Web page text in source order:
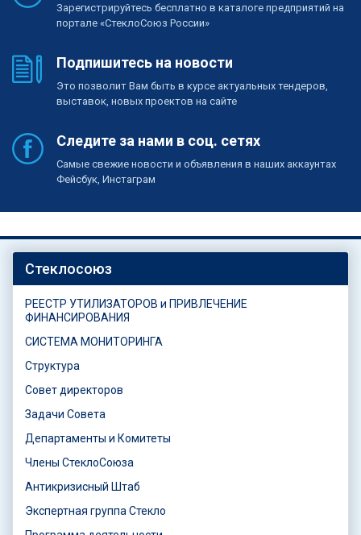
Зарегистрируйтесь бесплатно в каталоге предприятий на
портале «СтеклоСоюз России»
Подпишитесь на новости
Это позволит Вам быть в курсе актуальных тендеров,
выставок, новых проектов на сайте
Следите за нами в соц. сетях
Самые свежие новости и объявления в наших аккаунтах
Фейсбук, Инстаграм
Стеклосоюз
РЕЕСТР УТИЛИЗАТОРОВ и ПРИВЛЕЧЕНИЕ
ФИНАНСИРОВАНИЯ
СИСТЕМА МОНИТОРИНГА
Структура
Совет директоров
Задачи Совета
Департаменты и Комитеты
Члены СтеклоСоюза
Антикризисный Штаб
Экспертная группа Стекло